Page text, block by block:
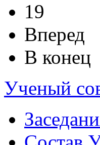
19
Вперед
В конец
Ученый